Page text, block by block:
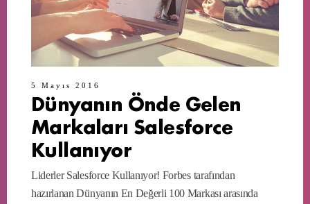
5 Mayıs 2016
Dünyanın Önde Gelen
Markaları Salesforce
Kullanıyor
Liderler Salesforce Kullanıyor! Forbes tarafından
hazırlanan Dünyanın En Değerli 100 Markası arasında